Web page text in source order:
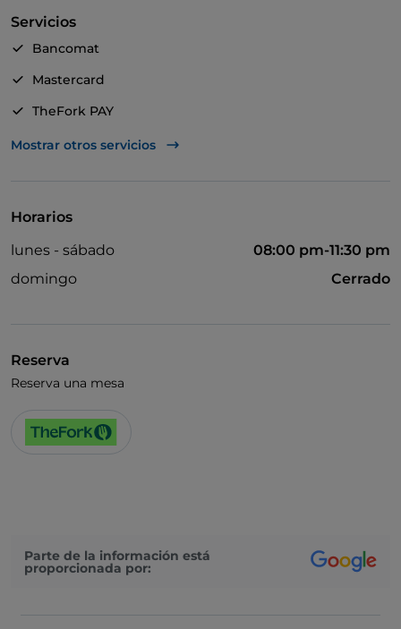
Servicios
Bancomat
Mastercard
TheFork PAY
UnionPay via TheFork PAY
Mostrar otros servicios
Horarios
lunes - sábado
08:00 pm-11:30 pm
domingo
Cerrado
Reserva
Reserva una mesa
Parte de la información está
proporcionada por: